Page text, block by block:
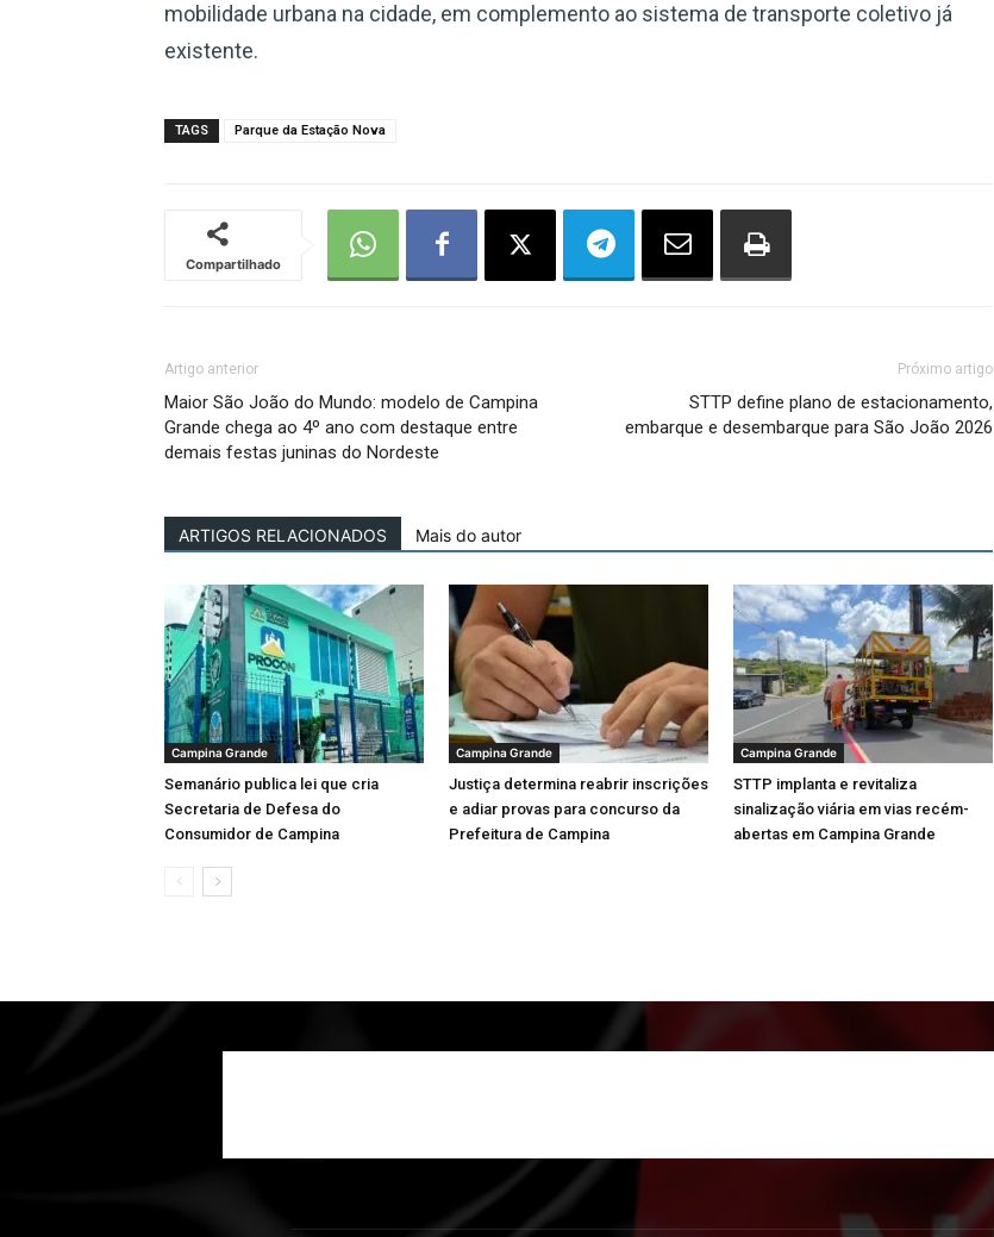
mobilidade urbana na cidade, em complemento ao sistema de transporte coletivo já
existente.
TAGS Parque da Estação Nova
Compartilhado
Artigo anterior
Maior São João do Mundo: modelo de Campina
Grande chega ao 4º ano com destaque entre
demais festas juninas do Nordeste
Próximo artigo
STTP define plano de estacionamento,
embarque e desembarque para São João 2026
ARTIGOS RELACIONADOS Mais do autor
Campina Grande
Semanário publica lei que cria
Secretaria de Defesa do
Consumidor de Campina
Campina Grande
Justiça determina reabrir inscrições
e adiar provas para concurso da
Prefeitura de Campina
Campina Grande
STTP implanta e revitaliza
sinalização viária em vias recém-
abertas em Campina Grande